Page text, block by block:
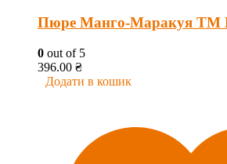
Пюре Манго-Маракуя ТМ
0 out of 5
396.00 ₴
Додати в кошик